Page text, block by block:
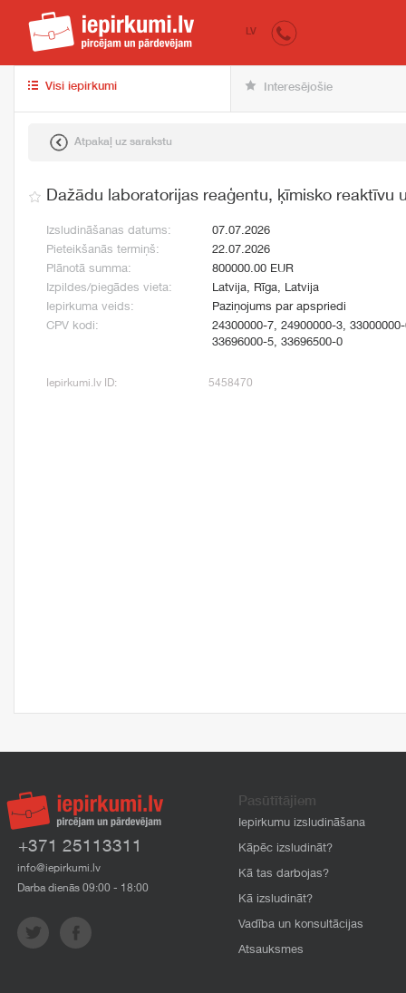
iepirkumi.lv
LV
Visi iepirkumi Interesējošie
Atpakaļ uz sarakstu
Dažādu laboratorijas reaģentu, ķīmisko reaktīvu
Izsludināšanas datums:
07.07.2026
Pieteikšanās termiņš:
22.07.2026
Plānotā summa:
800000.00 EUR
Izpildes/piegādes vieta:
Latvija, Rīga, Latvija
Iepirkuma veids:
Paziņojums par apspriedi
CPV kodi:
24300000-7, 24900000-3,
33696000-5, 33696500-0
Iepirkumi.lv ID: 5458470
+371 25113311
info@iepirkumi.lv
Darba dienās 09:00 - 18:00
Pasūtītājiem
Iepirkumu izsludināšana
Kāpēc izsludināt?
Kā tas darbojas?
Kā izsludināt?
Vadība un konsultācijas
Atsauksmes